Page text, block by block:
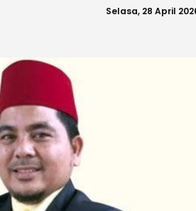
Selasa, 28 April